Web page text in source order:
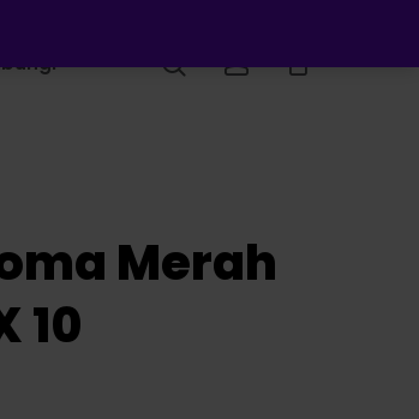
searchaccount
Merah
10